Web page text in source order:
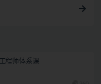
程师体系课